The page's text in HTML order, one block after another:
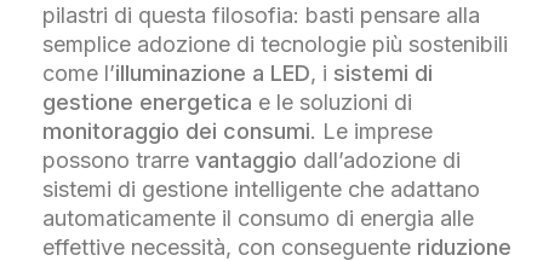
pilastri di questa filosofia: basti pensare alla
semplice adozione di tecnologie più sostenibili
come l’illuminazione a LED, i sistemi di
gestione energetica e le soluzioni di
monitoraggio dei consumi. Le imprese
possono trarre vantaggio dall’adozione di
sistemi di gestione intelligente che adattano
automaticamente il consumo di energia alle
effettive necessità, con conseguente riduzione